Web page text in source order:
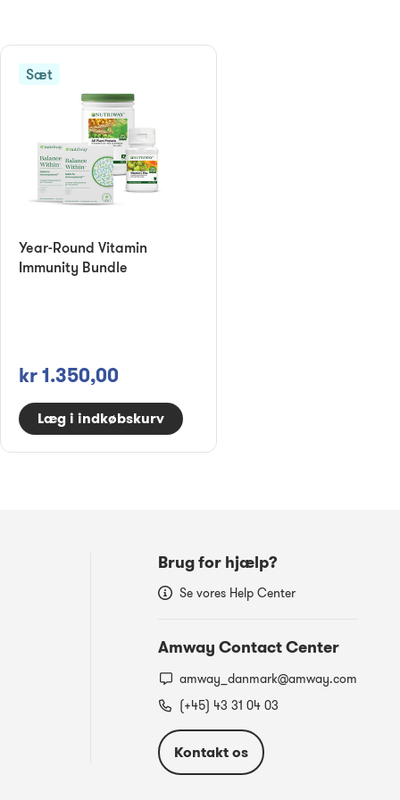
Sæt
Year-Round Vitamin
Immunity Bundle
kr 1.350,00
Læg i indkøbskurv
Brug for hjælp?
Se vores Help Center
Amway Contact Center
amway_danmark@amway.com
(+45) 43 31 04 03
Kontakt os